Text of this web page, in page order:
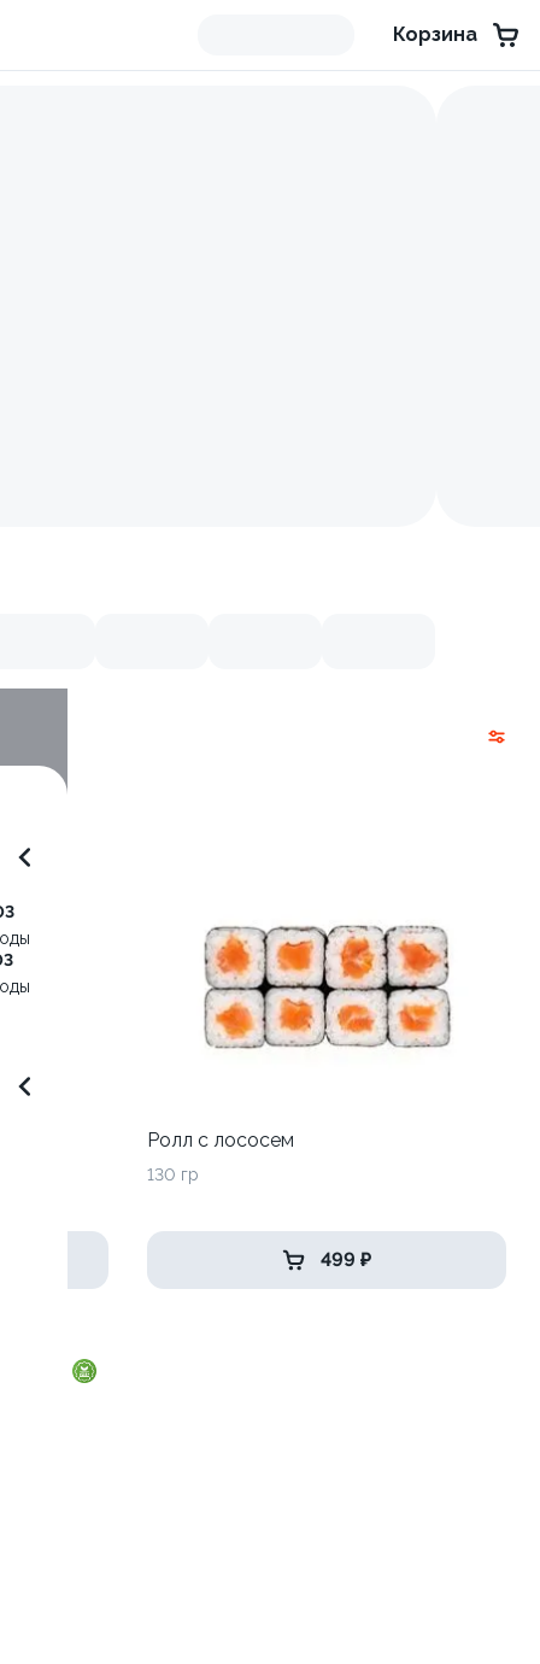
Корзина
Ролл с лососем
130 гр
499 ₽